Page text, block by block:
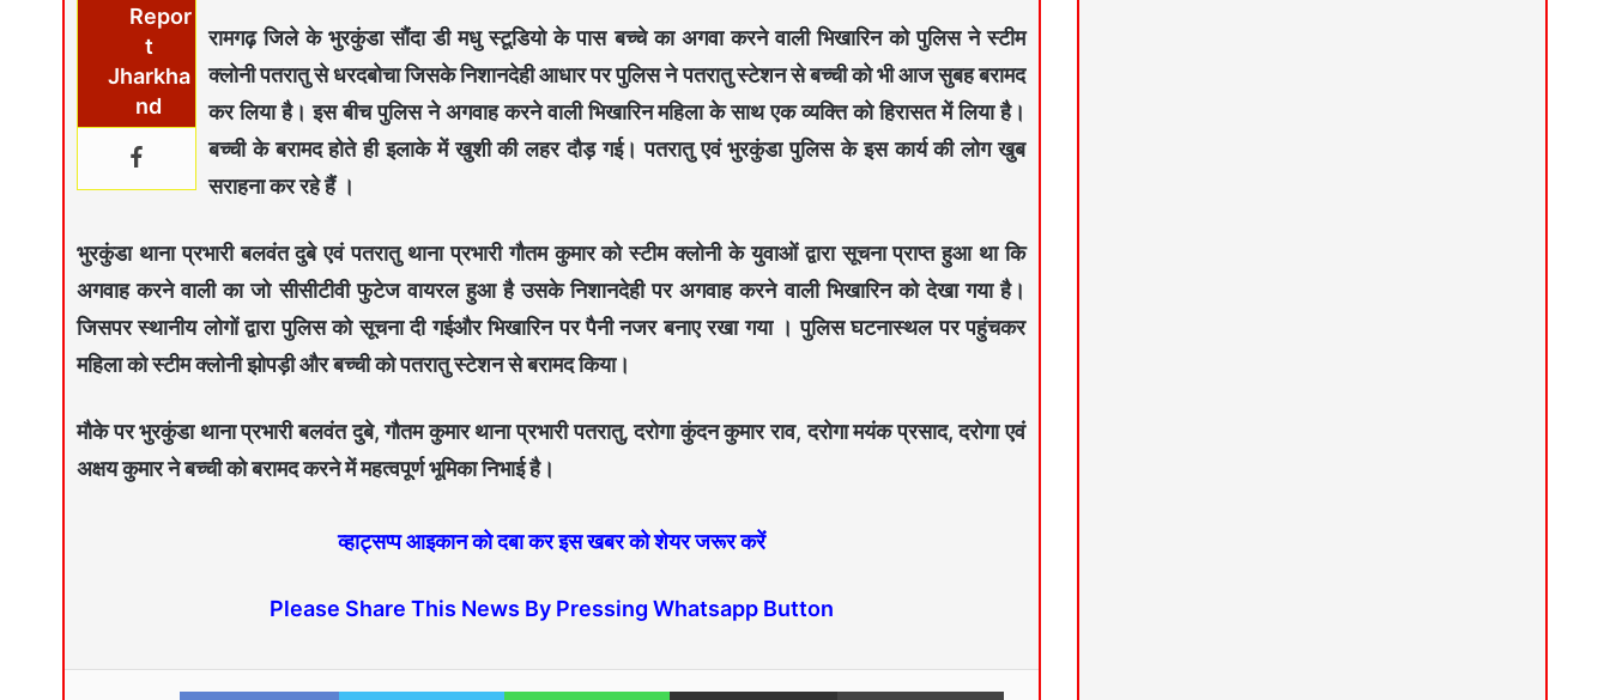
Repor
t
Jharkha
nd
रामगढ़ जिले के भुरकुंडा सौंदा डी मधु स्टूडियो के पास बच्चे का अगवा करने वाली भिखारिन को पुलिस ने स्टीम
क्लोनी पतरातु से धरदबोचा जिसके निशानदेही आधार पर पुलिस ने पतरातु स्टेशन से बच्ची को भी आज सुबह बरामद
कर लिया है। इस बीच पुलिस ने अगवाह करने वाली भिखारिन महिला के साथ एक व्यक्ति को हिरासत में लिया है।
बच्ची के बरामद होते ही इलाके में खुशी की लहर दौड़ गई। पतरातु एवं भुरकुंडा पुलिस के इस कार्य की लोग खुब
सराहना कर रहे हैं ।
भुरकुंडा थाना प्रभारी बलवंत दुबे एवं पतरातु थाना प्रभारी गौतम कुमार को स्टीम क्लोनी के युवाओं द्वारा सूचना प्राप्त हुआ था कि
अगवाह करने वाली का जो सीसीटीवी फुटेज वायरल हुआ है उसके निशानदेही पर अगवाह करने वाली भिखारिन को देखा गया है।
जिसपर स्थानीय लोगों द्वारा पुलिस को सूचना दी गईऔर भिखारिन पर पैनी नजर बनाए रखा गया । पुलिस घटनास्थल पर पहुंचकर
महिला को स्टीम क्लोनी झोपड़ी और बच्ची को पतरातु स्टेशन से बरामद किया।
मौके पर भुरकुंडा थाना प्रभारी बलवंत दुबे, गौतम कुमार थाना प्रभारी पतरातु, दरोगा कुंदन कुमार राव, दरोगा मयंक प्रसाद, दरोगा एवं
अक्षय कुमार ने बच्ची को बरामद करने में महत्वपूर्ण भूमिका निभाई है।
व्हाट्सप्प आइकान को दबा कर इस खबर को शेयर जरूर करें
Please Share This News By Pressing Whatsapp Button